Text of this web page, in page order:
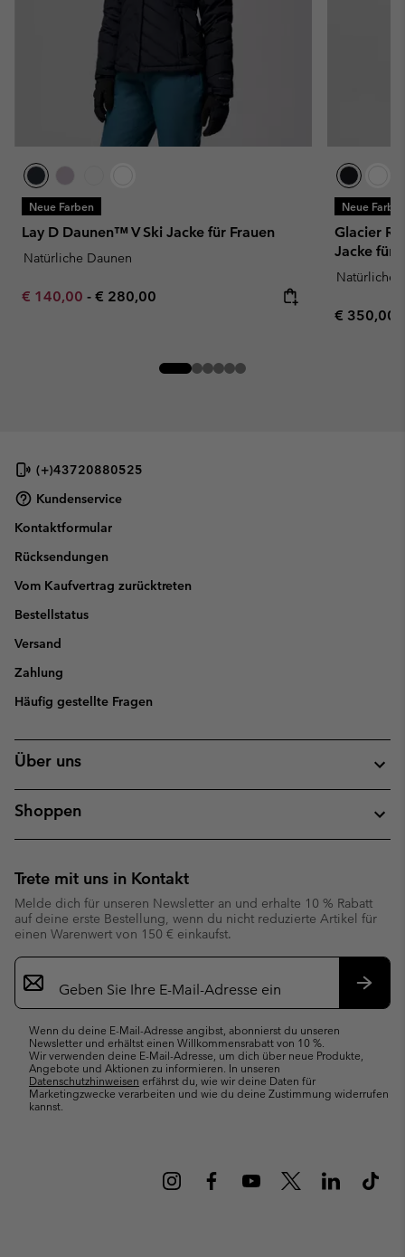
Neue Farben
Lay D Daunen™ V Ski Jacke für Frauen
Natürliche Daunen
Minimum sale price:
€ 140,00 - Maximum price:
€ 280,00
Neue
Glacier
Jacke für
Natürliche
Regular
€ 350,00
(+)43720880525
Kundenservice
Kontaktformular
Rücksendungen
Vom Kaufvertrag zurücktreten
Bestellstatus
Versand
Zahlung
Häufig gestellte Fragen
Über uns
Shoppen
Trete mit uns in Kontakt
Melde dich für unseren Newsletter an und erhalte 10 % Rabatt
auf deine erste Bestellung, wenn du nicht reduzierte Artikel für
einen Warenwert von 150 € einkaufst.
Newsletter-
Anmeldung
Wenn du deine E-Mail-Adresse angibst, abonnierst du unseren
Newsletter und erhältst einen Willkommensrabatt von 10 %.
Wir verwenden deine E-Mail-Adresse, um dich über neue Produkte,
Angebote und Aktionen zu informieren. In unseren
Datenschutzhinweisen erfährst du, wie wir deine Daten für
Marketingzwecke verarbeiten und wie du deine Zustimmung widerrufen
kannst.